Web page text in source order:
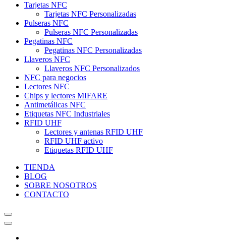
Tarjetas NFC
Tarjetas NFC Personalizadas
Pulseras NFC
Pulseras NFC Personalizadas
Pegatinas NFC
Pegatinas NFC Personalizadas
Llaveros NFC
Llaveros NFC Personalizados
NFC para negocios
Lectores NFC
Chips y lectores MIFARE
Antimetálicas NFC
Etiquetas NFC Industriales
RFID UHF
Lectores y antenas RFID UHF
RFID UHF activo
Etiquetas RFID UHF
TIENDA
BLOG
SOBRE NOSOTROS
CONTACTO